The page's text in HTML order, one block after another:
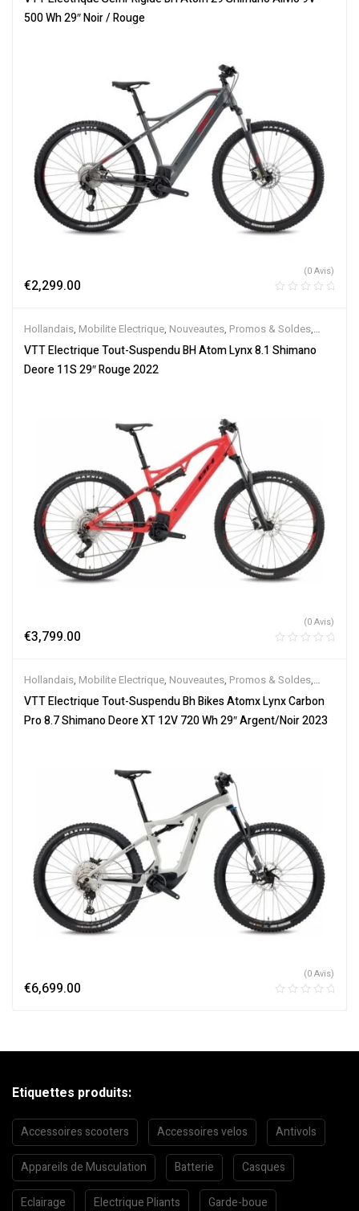
Électriques
500 Wh 29″ Noir / Rouge
€2,299.00
(0 Avis)
Hollandais, Mobilite Electrique, Nouveautes, Promos & Soldes,
Tout-Suspendus,Vélo électrique ville, Velos Electriques,VTT
Électriques
VTT Electrique Tout-Suspendu BH Atom Lynx 8.1 Shimano
Deore 11S 29″ Rouge 2022
€3,799.00
(0 Avis)
Hollandais, Mobilite Electrique, Nouveautes, Promos & Soldes,
Tout-Suspendus,Vélo électrique ville,Velos Electriques,VTT
Électriques
VTT Electrique Tout-Suspendu Bh Bikes Atomx Lynx Carbon
Pro 8.7 Shimano Deore XT 12V 720 Wh 29″ Argent/Noir 2023
€6,699.00
(0 Avis)
Etiquettes produits:
Accessoires scooters Accessoires velos Antivols
Appareils de Musculation Batterie Casques
Eclairage Electrique Pliants Garde-boue